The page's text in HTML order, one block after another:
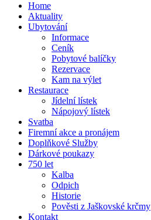
Home
Aktuality
Ubytování
Informace
Ceník
Pobytové balíčky
Rezervace
Kam na výlet
Restaurace
Jídelní lístek
Nápojový lístek
Svatba
Firemní akce a pronájem
Doplňkové Služby
Dárkové poukazy
750 let
Kalba
Odpich
Historie
Pověsti z Jaškovské krčmy
Kontakt